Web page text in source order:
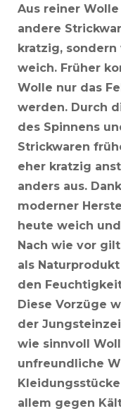
Aus reiner
andere
kratzig,
weich. Früher
Wolle nur das
werden. Durch
des Spinnens
Strickwaren
eher kratzig
anders aus. Dank
moderner
heute weich
Nach wie vor
als
den
Diese Vorzüge
der
wie sinnvoll
unfreundliche
allem gegen